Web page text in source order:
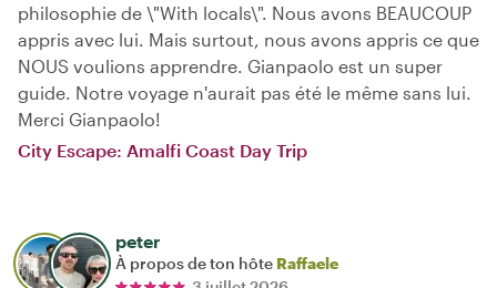
philosophie de \"With locals\". Nous avons BEAUCOUP
appris avec lui. Mais surtout, nous avons appris ce que
NOUS voulions apprendre. Gianpaolo est un super
guide. Notre voyage n'aurait pas été le même sans lui.
Merci Gianpaolo!
City Escape: Amalfi Coast Day Trip
peter
À propos de ton hôte Raffaele